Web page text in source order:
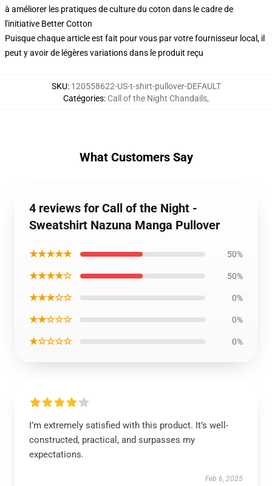
à améliorer les pratiques de culture du coton dans le cadre de
l'initiative Better Cotton
Puisque chaque article est fait pour vous par votre fournisseur local, il
peut y avoir de légères variations dans le produit reçu
SKU: 120558622-US-t-shirt-pullover-DEFAULT
Catégories: Call of the Night Chandails,
What Customers Say
4 reviews for Call of the Night -
Sweatshirt Nazuna Manga Pullover
★★★★★ 50%
★★★★☆ 50%
★★★☆☆ 0%
★★☆☆☆ 0%
★☆☆☆☆ 0%
I’m extremely satisfied with this product. It’s well-
constructed, practical, and surpasses my
expectations.
Feb 6, 2025